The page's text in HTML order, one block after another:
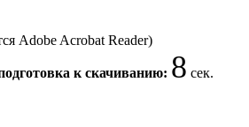
Adobe Acrobat Reader)
к скачиванию: 8 сек.